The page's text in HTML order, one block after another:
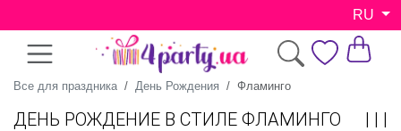
RU
Все для праздника День Рождения Фламинго
ДЕНЬ РОЖДЕНИЕ В СТИЛЕ ФЛАМИНГО